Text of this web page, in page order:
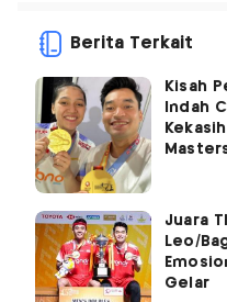
Berita Terkait
Kisah
Indah
Juara
Leo/
Gelar